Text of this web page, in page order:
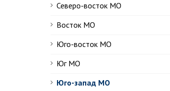
Северо-восток МО
Восток МО
Юго-восток МО
Юг МО
Юго-запад МО